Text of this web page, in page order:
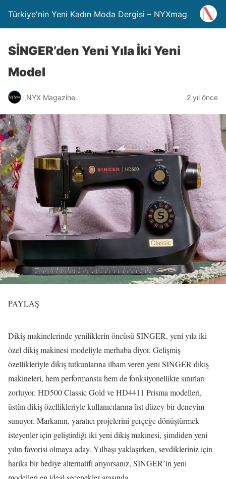
Türkiye'nin Yeni Kadın Moda Dergisi – NYXmag
SİNGER’den Yeni Yıla İki Yeni
Model
NYX Magazine 2 yıl önce
PAYLAŞ
Dikiş makinelerinde yeniliklerin öncüsü SINGER, yeni yıla iki
özel dikiş makinesi modeliyle merhaba diyor. Gelişmiş
özellikleriyle dikiş tutkunlarına ilham veren yeni SINGER dikiş
makineleri, hem performansta hem de fonksiyonellikte sınırları
zorluyor. HD500 Classic Gold ve HD4411 Prisma modelleri,
üstün dikiş özellikleriyle kullanıcılarına üst düzey bir deneyim
sunuyor. Markanın, yaratıcı projelerini gerçeğe dönüştürmek
isteyenler için geliştirdiği iki yeni dikiş makinesi, şimdiden yeni
yılın favorisi olmaya aday. Yılbaşı yaklaşırken, sevdikleriniz için
harika bir hediye alternatifi arıyorsanız, SINGER’in yeni